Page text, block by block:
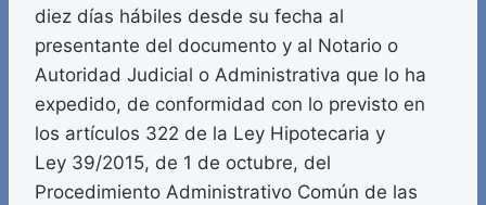
diez días hábiles desde su fecha al
presentante del documento y al Notario o
Autoridad Judicial o Administrativa que lo ha
expedido, de conformidad con lo previsto en
los artículos 322 de la Ley Hipotecaria y
Ley 39/2015, de 1 de octubre, del
Procedimiento Administrativo Común de las